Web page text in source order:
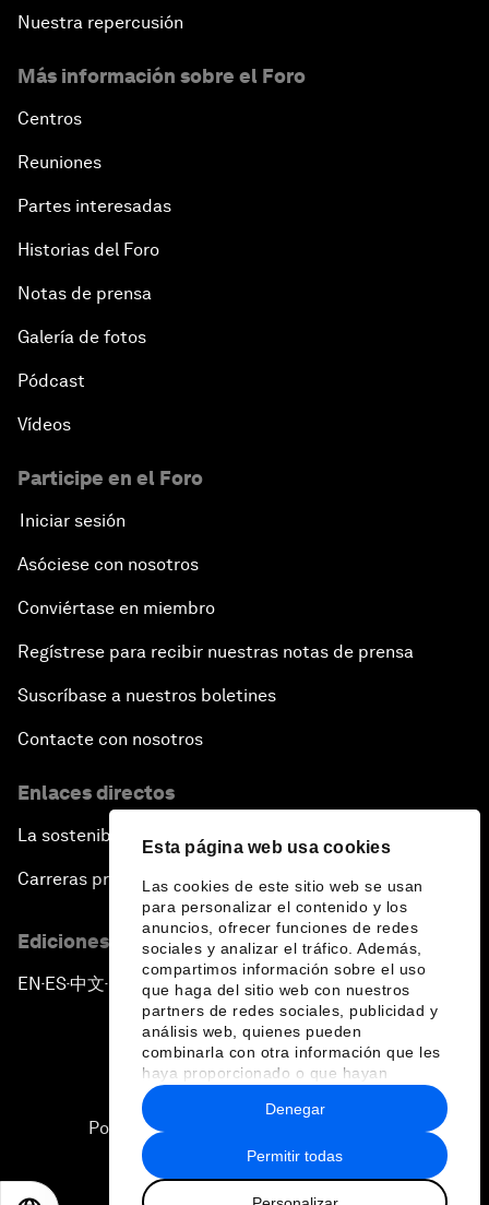
Esta página web usa cookies
Las cookies de este sitio web se usan
para personalizar el contenido y los
anuncios, ofrecer funciones de redes
sociales y analizar el tráfico. Además,
compartimos información sobre el uso
que haga del sitio web con nuestros
partners de redes sociales, publicidad y
análisis web, quienes pueden
combinarla con otra información que les
haya proporcionado o que hayan
recopilado a partir del uso que haya
hecho de sus servicios.
Permitir todas
Denegar
Nuestra repercusión
Más información sobre el Foro
Centros
Reuniones
Partes interesadas
Historias del Foro
Notas de prensa
Galería de fotos
Pódcast
Vídeos
Participe en el Foro
Iniciar sesión
Asóciese con nosotros
Conviértase en miembro
Regístrese para recibir nuestras notas de prensa
Suscríbase a nuestros boletines
Contacte con nosotros
Enlaces directos
La sostenibilidad en el Foro
Carreras profesionales
Ediciones en otros idiomas
EN ▪ ES▪中文▪ 日本語
Política de privacidad y normas de uso